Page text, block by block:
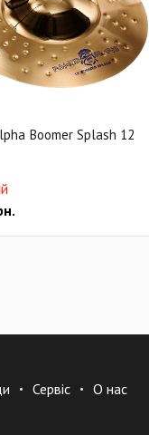
Boomer Splash 12
Сервіс О нас